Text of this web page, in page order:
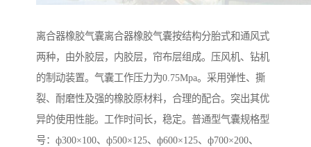
离合器橡胶气囊离合器橡胶气囊按结构分胎式和通风式
两种，由外胶层，内胶层，帘布层组成。压风机、钻机
的制动装置。气囊工作压力为0.75Mpa。采用弹性、撕
裂、耐磨性及强的橡胶原材料，合理的配合。突出其优
异的使用性能。工作时间长，稳定。普通型气囊规格型
号：ф300×100、ф500×125、ф600×125、ф700×200、